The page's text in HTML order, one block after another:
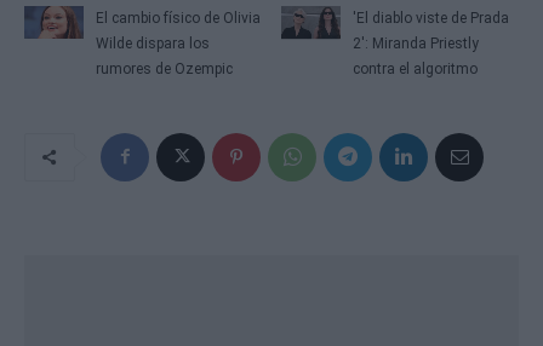
El cambio físico de Olivia
Wilde dispara los
rumores de Ozempic
'El diablo viste de Prada
2': Miranda Priestly
contra el algoritmo